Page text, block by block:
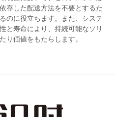
存した配送方法を不要とするた
のに役立ちます。また、システ
と寿命により、持続可能なソリ
り価値をもたらします。